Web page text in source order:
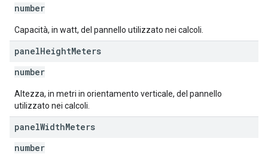
number
Capacità, in watt, del pannello utilizzato nei calcoli.
panelHeightMeters
number
Altezza, in metri in orientamento verticale, del pannello
utilizzato nei calcoli.
panelWidthMeters
number